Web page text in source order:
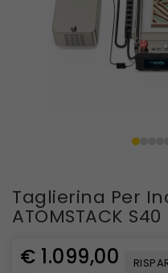
Taglierina Per
ATOMSTACK S40
€ 1.099,00